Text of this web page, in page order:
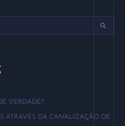
VERDADE?
ATRAVÉS DA CANALIZAÇÃO DE